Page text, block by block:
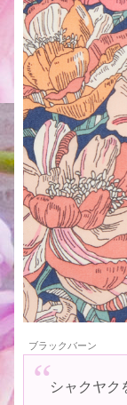
ブラックバーン
シャクヤク